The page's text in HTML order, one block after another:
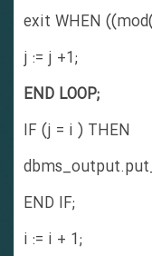
exit WHEN
j := j +1;
END LOOP;
IF (j = i ) THEN
END IF;
i := i + 1;